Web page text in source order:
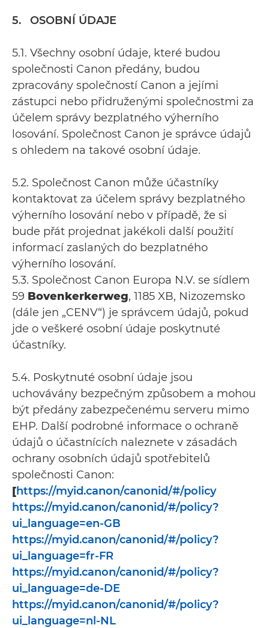
5. OSOBNÍ ÚDAJE
5.1. Všechny osobní údaje, které budou
společnosti Canon předány, budou
zpracovány společností Canon a jejími
zástupci nebo přidruženými společnostmi za
účelem správy bezplatného výherního
losování. Společnost Canon je správce údajů
s ohledem na takové osobní údaje.
5.2. Společnost Canon může účastníky
kontaktovat za účelem správy bezplatného
výherního losování nebo v případě, že si
bude přát projednat jakékoli další použití
informací zaslaných do bezplatného
výherního losování.
5.3. Společnost Canon Europa N.V. se sídlem
59 Bovenkerkerweg, 1185 XB, Nizozemsko
(dále jen „CENV“) je správcem údajů, pokud
jde o veškeré osobní údaje poskytnuté
účastníky.
5.4. Poskytnuté osobní údaje jsou
uchovávány bezpečným způsobem a mohou
být předány zabezpečenému serveru mimo
EHP. Další podrobné informace o ochraně
údajů o účastnících naleznete v zásadách
ochrany osobních údajů spotřebitelů
společnosti Canon:
[https://myid.canon/canonid/#/policy
https://myid.canon/canonid/#/policy?
ui_language=en-GB
https://myid.canon/canonid/#/policy?
ui_language=fr-FR
https://myid.canon/canonid/#/policy?
ui_language=de-DE
https://myid.canon/canonid/#/policy?
ui_language=nl-NL